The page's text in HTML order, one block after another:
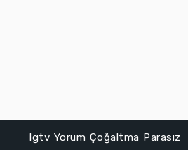
Igtv Yorum Çoğaltma Parasız